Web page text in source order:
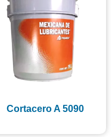
Cortacero A 5090